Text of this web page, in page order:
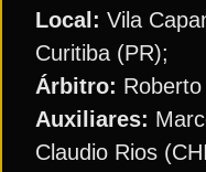
Local: Vila
Curitiba (PR);
Árbitro:
Auxiliares:
Claudio Rios